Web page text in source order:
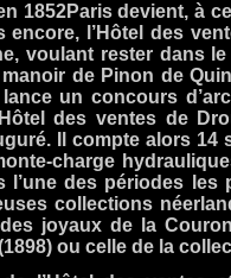
1852Paris devient, à
l’Hôtel des
voulant rester dans
manoir de Pinon de
un concours
des ventes de
Il compte alors 14
charge
l’une des périodes les
collections
joyaux de la
ou celle de la